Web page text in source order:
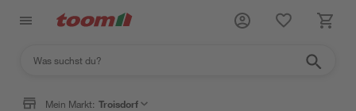
Mein Markt: Troisdorf